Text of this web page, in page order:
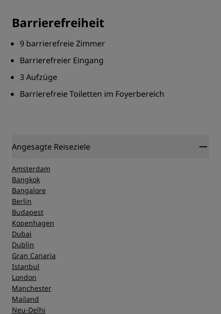
Barrierefreiheit
9 barrierefreie Zimmer
Barrierefreier Eingang
3 Aufzüge
Barrierefreie Toiletten im Foyerbereich
Angesagte Reiseziele
Amsterdam
Bangkok
Bangalore
Berlin
Budapest
Kopenhagen
Dubai
Dublin
Gran Canaria
Istanbul
London
Manchester
Mailand
Neu-Delhi